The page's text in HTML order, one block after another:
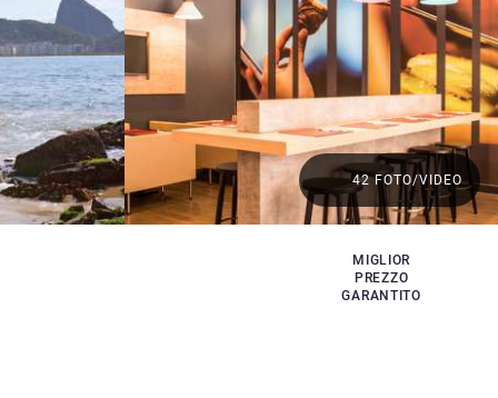
MIGLIOR
PREZZO
GARANTITO
42 FOTO/VIDEO